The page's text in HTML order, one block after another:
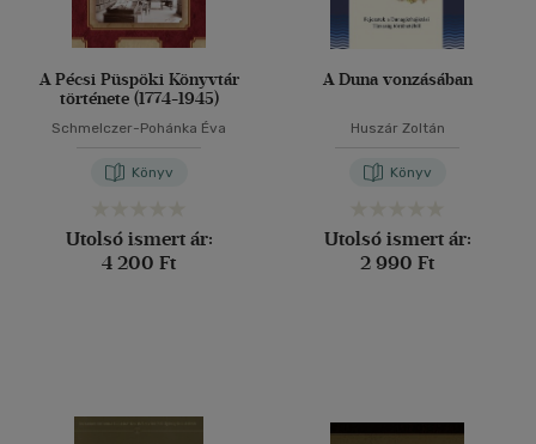
A Pécsi Püspöki Könyvtár
története (1774-1945)
Schmelczer-Pohánka Éva
Könyv
Utolsó ismert ár:
4 200 Ft
A Duna vonzásában
Huszár Zoltán
Könyv
Utolsó ismert ár:
2 990 Ft